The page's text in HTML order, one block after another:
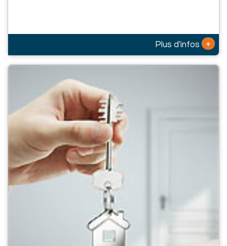
Plus d'infos +